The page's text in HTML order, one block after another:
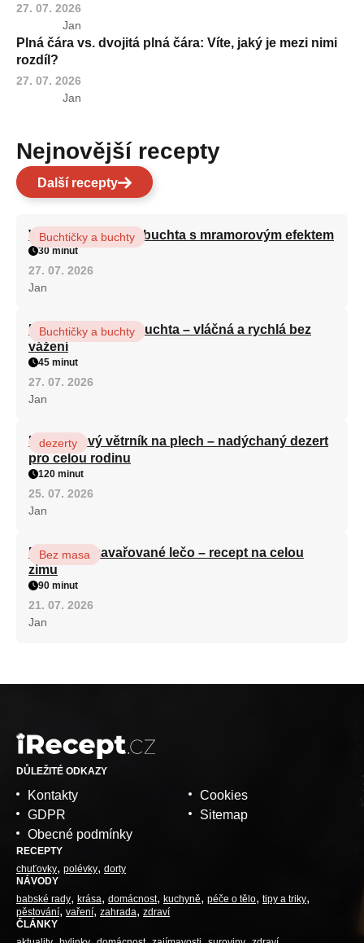
27. 07. 2026
Jan
Plná čára vs. dvojitá plná čára: Víte, jaký je mezi nimi
rozdíl?
27. 07. 2026
Jan
Nejnovější recepty
Další recepty
Vláčná olejová litá buchta s mramorovým efektem
Buchtičky a buchty
30 minut
27. 07. 2026
Jan
Hrnková maková buchta – vláčná a rychlá bez
vážení
Buchtičky a buchty
45 minut
27. 07. 2026
Jan
Karamelový větrník na plech – nadýchaný dezert
pro celou rodinu
dezerty
120 minut
25. 07. 2026
Jan
Babiččino zavařované lečo – recept na celou
zimu
Bez masa
90 minut
21. 07. 2026
Jan
DŮLEŽITÉ ODKAZY
Kontakty
GDPR
Obecné podmínky
Cookies
Sitemap
RECEPTY
chuťovky polévky dorty
NÁVODY
babské rady krása domácnost kuchyně péče o tělo tipy a triky
pěstování vaření zahrada
zdraví
ČLÁNKY